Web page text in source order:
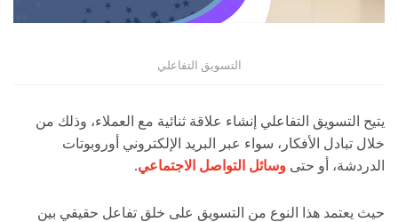
التسويق التفاعلي
يتيح التسويق التفاعلي إنشاء علاقة ثنائية مع العملاء، وذلك من
خلال تبادل الأفكار، سواء عبر البريد الإلكتروني أوروبوتات
الدردشة، أو حتى وسائل التواصل الاجتماعي.
حيث يعتمد هذا النوع من التسويق على خلق تفاعل حقيقي بين